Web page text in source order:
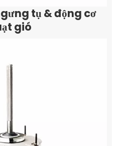
tụ & động cơ
gió